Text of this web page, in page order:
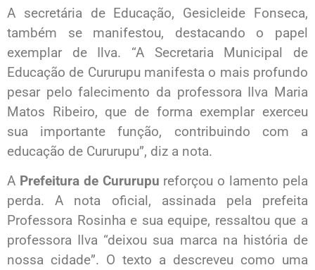
A secretária de Educação, Gesicleide Fonseca,
também se manifestou, destacando o papel
exemplar de Ilva. “A Secretaria Municipal de
Educação de Cururupu manifesta o mais profundo
pesar pelo falecimento da professora Ilva Maria
Matos Ribeiro, que de forma exemplar exerceu
sua importante função, contribuindo com a
educação de Cururupu”, diz a nota.
A Prefeitura de Cururupu reforçou o lamento pela
perda. A nota oficial, assinada pela prefeita
Professora Rosinha e sua equipe, ressaltou que a
professora Ilva “deixou sua marca na história de
nossa cidade”. O texto a descreveu como uma